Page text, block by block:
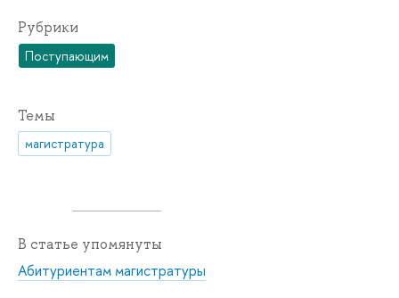
Рубрики
Поступающим
Темы
магистратура
В статье упомянуты
Абитуриентам магистратуры